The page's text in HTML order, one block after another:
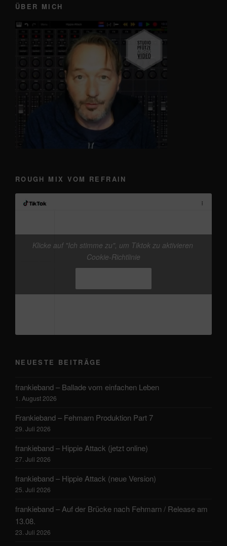
ÜBER MICH
ROUGH MIX VOM REFRAIN
@frankiebandneuer Track von mir. mal wieder
den Kopf freikriegen#Ostsee #Fehmarn
Klicke auf "Ich stimme zu", um Tiktok zu aktivieren
Cookie-Richtlinie
NEUESTE BEITRÄGE
frankieband – Ballade vom einfachen Leben
1. August 2026
Frankieband – Fehmarn Produktion Part 7
29. Juli 2026
frankieband – Hippie Attack (jetzt online)
27. Juli 2026
frankieband – Hippie Attack (neue Version)
25. Juli 2026
frankieband – Auf der Brücke nach Fehmarn / Release am
13.08.
23. Juli 2026